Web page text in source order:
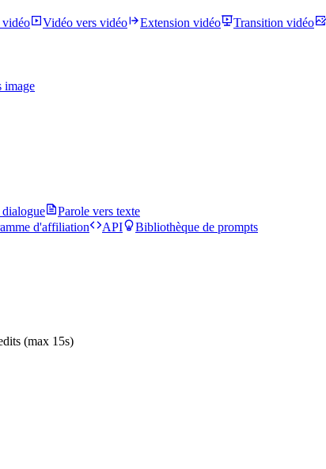
vidéo Vidéo vers vidéo Extension vidéo Transition vidéo
image
Parole vers texte
d'affiliation API
Bibliothèque de prompts
(max 15s)